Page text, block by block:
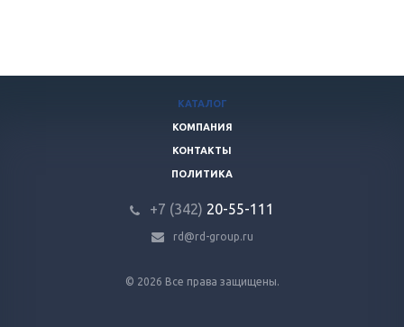
© 2026 Все права защищены.
КАТАЛОГ
КОМПАНИЯ
КОНТАКТЫ
ПОЛИТИКА
+7 (342) 20-55-111
rd@rd-group.ru